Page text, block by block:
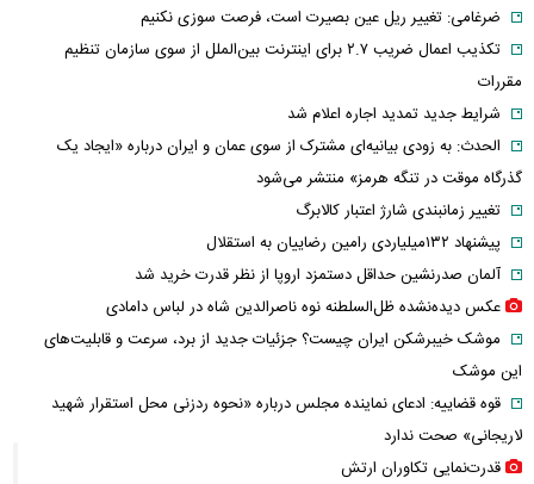
ضرغامی: تغییر ریل عین بصیرت است، فرصت سوزی نکنیم
تکذیب اعمال ضریب ۲.۷ برای اینترنت بین‌الملل از سوی سازمان تنظیم
مقررات
شرایط جدید تمدید اجاره اعلام شد
الحدث: به زودی بیانیه‌ای مشترک از سوی عمان و ایران درباره «ایجاد یک
گذرگاه موقت در تنگه هرمز» منتشر می‌شود
تغییر زمانبندی‌ شارژ اعتبار کالابرگ
پیشنهاد ۱۳۲میلیاردی رامین رضاییان به استقلال
آلمان صدرنشین حداقل دستمزد اروپا از نظر قدرت خرید شد
عکس دیده‌نشده ظل‌السلطنه نوه ناصرالدین شاه در لباس دامادی
موشک خیبرشکن ایران چیست؟ جزئیات جدید از برد، سرعت و قابلیت‌های
این موشک
قوه قضاییه: ادعای نماینده مجلس درباره «نحوه ردزنی محل استقرار شهید
لاریجانی» صحت ندارد
قدرت‌نمایی تکاوران ارتش